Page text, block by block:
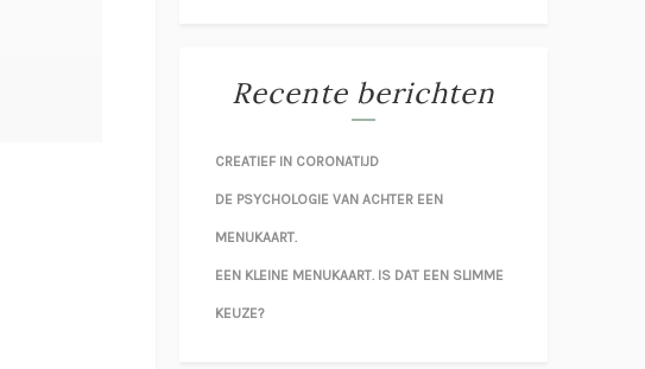
Recente berichten
CREATIEF IN CORONATIJD
DE PSYCHOLOGIE VAN ACHTER EEN
MENUKAART.
EEN KLEINE MENUKAART. IS DAT EEN SLIMME
KEUZE?